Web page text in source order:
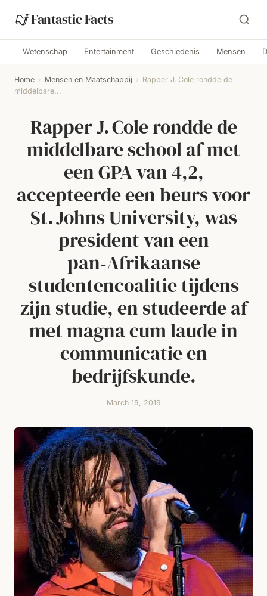
Fantastic Facts
Wetenschap Entertainment Geschiedenis Mensen
Home › Mensen en Maatschappij › Rapper J. Cole rondde de
middelbare...
Rapper J. Cole rondde de
middelbare school af met
een GPA van 4,2,
accepteerde een beurs voor
St. Johns University, was
president van een
pan‑Afrikaanse
studentencoalitie tijdens
zijn studie, en studeerde af
met magna cum laude in
communicatie en
bedrijfskunde.
March 19, 2019